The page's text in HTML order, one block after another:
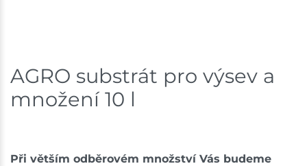
AGRO substrát pro výsev a
množení 10 l
Při větším odběrovém množství Vás budeme